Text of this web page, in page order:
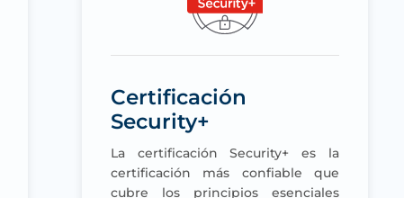
Certificación
Security+
La certificación Security+ es la
certificación más confiable que
cubre los principios esenciales